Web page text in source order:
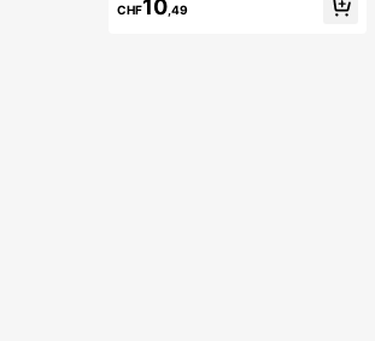
ebrauch
CHF10 ,49